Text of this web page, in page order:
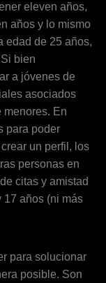
eleven años,
años y lo mismo
edad de 25 años,
bien
a jóvenes de
asociados
menores. En
para poder
un perfil, los
personas en
citas y amistad
17 años (ni más
para solucionar
posible. Son